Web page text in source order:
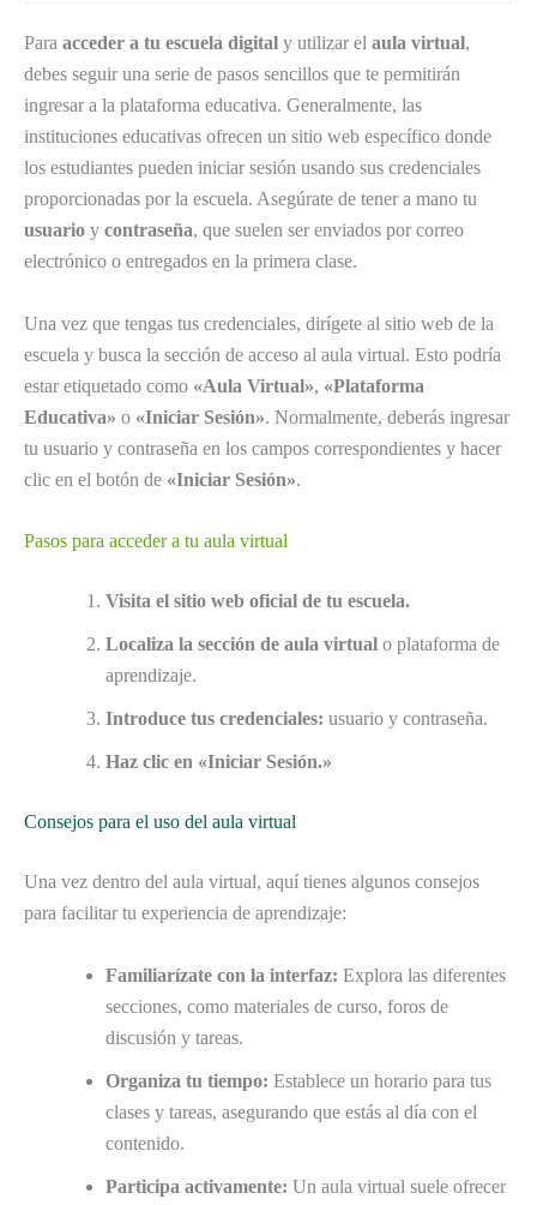
Para acceder a tu escuela digital y utilizar el aula virtual,
debes seguir una serie de pasos sencillos que te permitirán
ingresar a la plataforma educativa. Generalmente, las
instituciones educativas ofrecen un sitio web específico donde
los estudiantes pueden iniciar sesión usando sus credenciales
proporcionadas por la escuela. Asegúrate de tener a mano tu
usuario y contraseña, que suelen ser enviados por correo
electrónico o entregados en la primera clase.
Una vez que tengas tus credenciales, dirígete al sitio web de la
escuela y busca la sección de acceso al aula virtual. Esto podría
estar etiquetado como «Aula Virtual», «Plataforma
Educativa» o «Iniciar Sesión». Normalmente, deberás ingresar
tu usuario y contraseña en los campos correspondientes y hacer
clic en el botón de «Iniciar Sesión».
Pasos para acceder a tu aula virtual
Visita el sitio web oficial de tu escuela.
Localiza la sección de aula virtual o plataforma de
aprendizaje.
Introduce tus credenciales: usuario y contraseña.
Haz clic en «Iniciar Sesión.»
Consejos para el uso del aula virtual
Una vez dentro del aula virtual, aquí tienes algunos consejos
para facilitar tu experiencia de aprendizaje:
Familiarízate con la interfaz: Explora las diferentes
secciones, como materiales de curso, foros de
discusión y tareas.
Organiza tu tiempo: Establece un horario para tus
clases y tareas, asegurando que estás al día con el
contenido.
Participa activamente: Un aula virtual suele ofrecer